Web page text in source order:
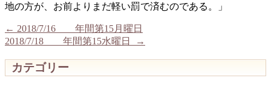
地の方が、お前よりまだ軽い罰で済むのである。」
← 2018/7/16 年間第15月曜日
2018/7/18 年間第15水曜日
→
カテゴリー